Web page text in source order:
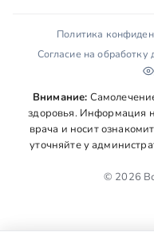
Политика
Согласие на обработку
Внимание:
здоровья. Информация
врача и носит
уточняйте у
© 2026